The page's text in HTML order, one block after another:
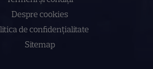
Despre cookies
de confidenţialitate
Sitemap